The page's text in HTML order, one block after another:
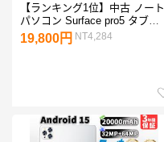
【ランキング1位】中古 ノート
パソコン Surface pro5 タブレ
ット サーフェス 12.3型液晶
Corei5 メモリ8GB SSD256GB
19,800円 NT4,284